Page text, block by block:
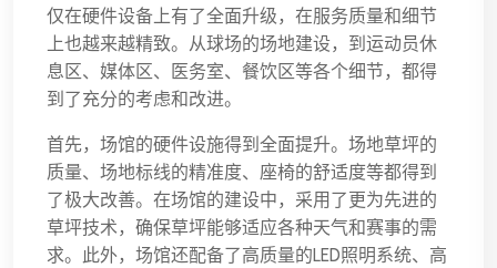
仅在硬件设备上有了全面升级，在服务质量和细节
上也越来越精致。从球场的场地建设，到运动员休
息区、媒体区、医务室、餐饮区等各个细节，都得
到了充分的考虑和改进。
首先，场馆的硬件设施得到全面提升。场地草坪的
质量、场地标线的精准度、座椅的舒适度等都得到
了极大改善。在场馆的建设中，采用了更为先进的
草坪技术，确保草坪能够适应各种天气和赛事的需
求。此外，场馆还配备了高质量的LED照明系统、高